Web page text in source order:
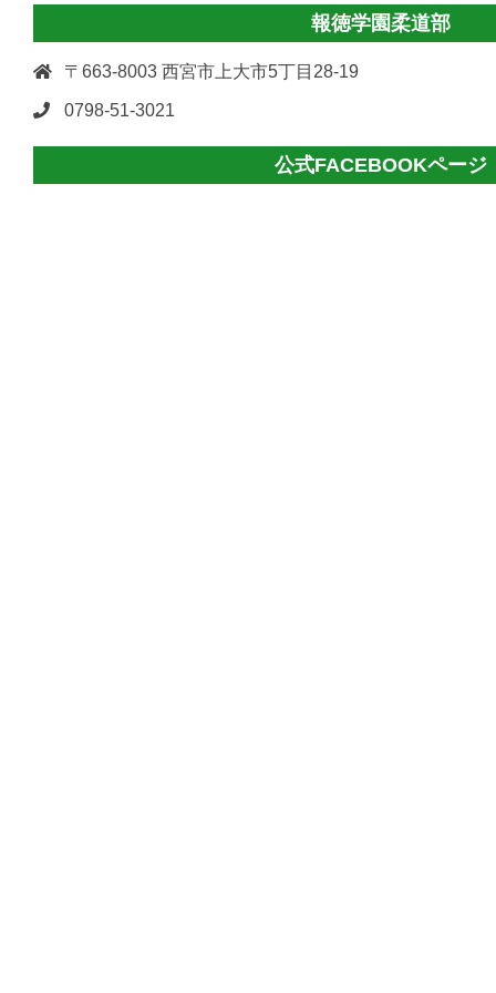
報徳学園柔道部
〒663-8003 西宮市上大市5丁目28-19
0798-51-3021
公式FACEBOOKページ